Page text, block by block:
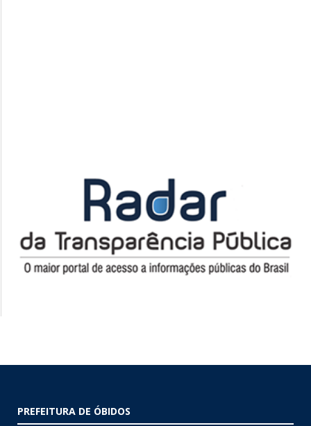
PREFEITURA DE ÓBIDOS